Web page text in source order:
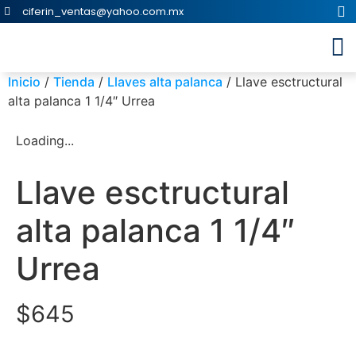
ciferin_ventas@yahoo.com.mx
Inicio / Tienda / Llaves alta palanca / Llave esctructural
alta palanca 1 1/4″ Urrea
Loading...
Llave esctructural
alta palanca 1 1/4″
Urrea
$645